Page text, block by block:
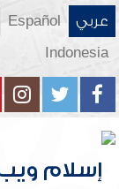
عربي Español
Indonesia